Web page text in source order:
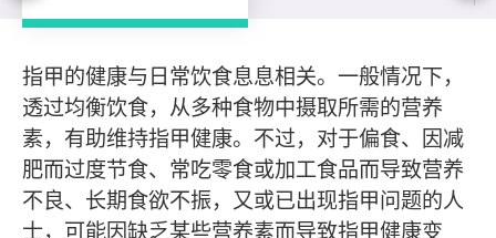
饮食如何令指甲更健康？
指甲的健康与日常饮食息息相关。一般情况下，
透过均衡饮食，从多种食物中摄取所需的营养
素，有助维持指甲健康。不过，对于偏食、因减
肥而过度节食、常吃零食或加工食品而导致营养
不良、长期食欲不振，又或已出现指甲问题的人
士，可能因缺乏某些营养素而导致指甲健康变